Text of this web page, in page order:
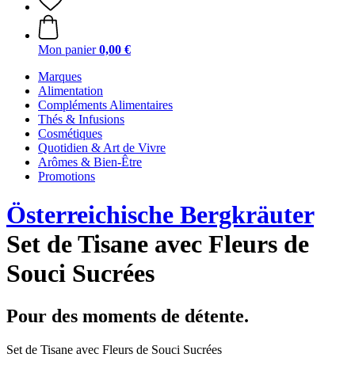
Mon panier 0,00 €
Marques
Alimentation
Compléments Alimentaires
Thés & Infusions
Cosmétiques
Quotidien & Art de Vivre
Arômes & Bien-Être
Promotions
Österreichische Bergkräuter
Set de Tisane avec Fleurs de
Souci Sucrées
Pour des moments de détente.
Set de Tisane avec Fleurs de Souci Sucrées